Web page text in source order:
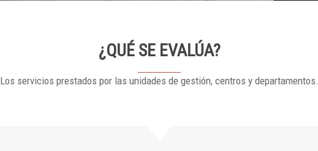
¿QUÉ SE EVALÚA?
Los servicios prestados por las unidades de gestión, centros y departamentos.